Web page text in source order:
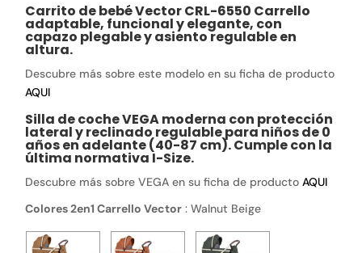
Carrito de bebé Vector CRL-6550 Carrello
adaptable, funcional y elegante, con
capazo plegable y asiento regulable en
altura.
Descubre más sobre este modelo en su ficha de producto
AQUI
Silla de coche VEGA moderna con protección
lateral y reclinado regulable para niños de 0
años en adelante (40-87 cm). Cumple con la
última normativa I-Size.
Descubre más sobre VEGA en su ficha de productoAQUI
Colores 2en1 Carrello Vector : Walnut Beige